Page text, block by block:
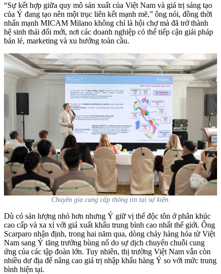
“Sự kết hợp giữa quy mô sản xuất của Việt Nam và giá trị sáng tạo
của Ý đang tạo nên một trục liên kết mạnh mẽ,” ông nói, đồng thời
nhấn mạnh MICAM Milano không chỉ là hội chợ mà đã trở thành
hệ sinh thái đổi mới, nơi các doanh nghiệp có thể tiếp cận giải pháp
bán lẻ, marketing và xu hướng toàn cầu.
Chuyên gia cung cấp thông tin tại sự kiện.
Dù có sản lượng nhỏ hơn nhưng Ý giữ vị thế độc tôn ở phân khúc
cao cấp và xa xỉ với giá xuất khẩu trung bình cao nhất thế giới. Ông
Scarparo nhận định, trong hai năm qua, dòng chảy hàng hóa từ Việt
Nam sang Ý tăng trưởng bùng nổ do sự dịch chuyển chuỗi cung
ứng của các tập đoàn lớn. Tuy nhiên, thị trường Việt Nam vẫn còn
nhiều dư địa để nâng cao giá trị nhập khẩu hàng Ý so với mức trung
bình hiện tại.